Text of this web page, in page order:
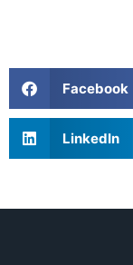
Facebook
LinkedIn